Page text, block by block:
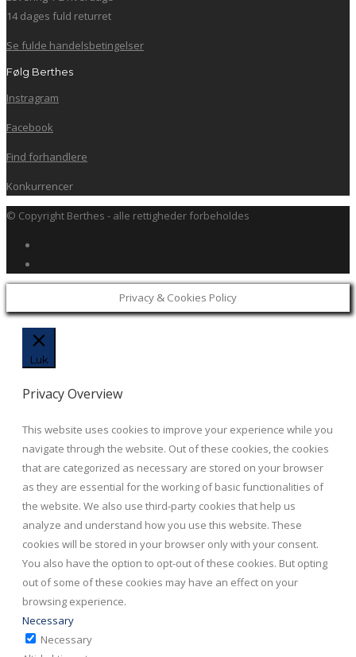
14 dages fuld returret
Se fulde handelsbetingelser
Følg Berthes
Instragram
Facebook
Find forhandlere
Konkurrencer
© Copyright Berthes - alle rettigheder forbeholdes
Privacy & Cookies Policy
Luk
Privacy Overview
This website uses cookies to improve your experience while you
navigate through the website. Out of these cookies, the cookies
that are categorized as necessary are stored on your browser
as they are essential for the working of basic functionalities of
the website. We also use third-party cookies that help us
analyze and understand how you use this website. These
cookies will be stored in your browser only with your consent.
You also have the option to opt-out of these cookies. But opting
out of some of these cookies may have an effect on your
browsing experience.
Necessary
Necessary